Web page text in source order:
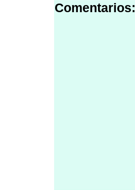
Comentarios: